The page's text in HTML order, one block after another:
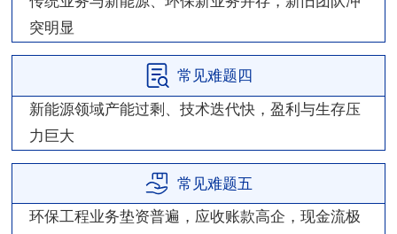
突明显
常见难题四
新能源领域产能过剩、技术迭代快，盈利与生存压
力巨大
常见难题五
环保工程业务垫资普遍，应收账款高企，现金流极